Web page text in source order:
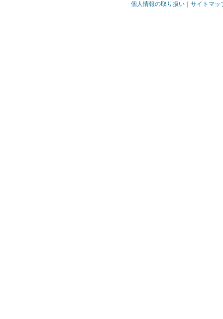
個人情報の取り扱い
サイトマッ